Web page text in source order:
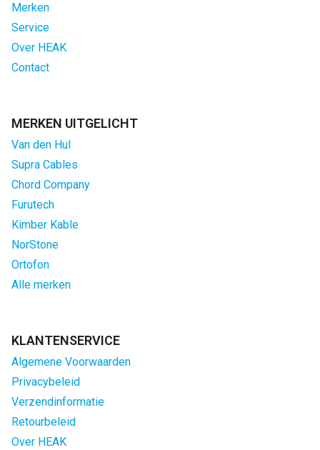
Merken
Service
Over HEAK
Contact
MERKEN UITGELICHT
Van den Hul
Supra Cables
Chord Company
Furutech
Kimber Kable
NorStone
Ortofon
Alle merken
KLANTENSERVICE
Algemene Voorwaarden
Privacybeleid
Verzendinformatie
Retourbeleid
Over HEAK